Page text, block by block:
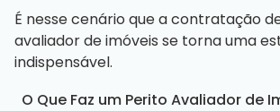
É nesse cenário que a contratação
avaliador de imóveis se torna uma
indispensável.
O Que Faz um Perito Avaliador de